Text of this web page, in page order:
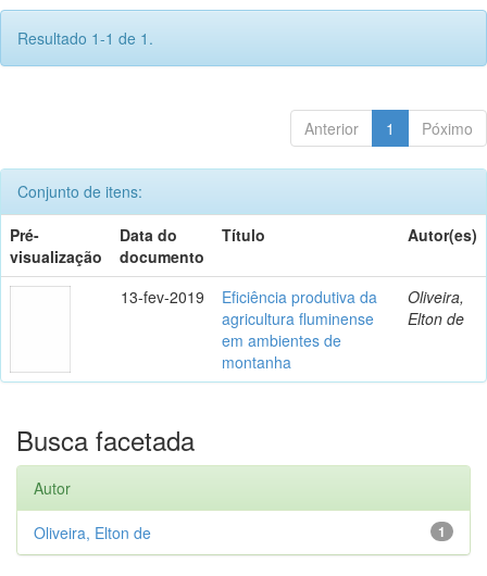
Resultado 1-1 de 1.
Anterior 1 Póximo
Conjunto de itens:
Pré-
visualização
Data do
documento
Título Autor(es)
13-fev-2019
Eficiência produtiva da
agricultura fluminense
em ambientes de
montanha
Oliveira,
Elton de
Busca facetada
Autor
1
Oliveira, Elton de